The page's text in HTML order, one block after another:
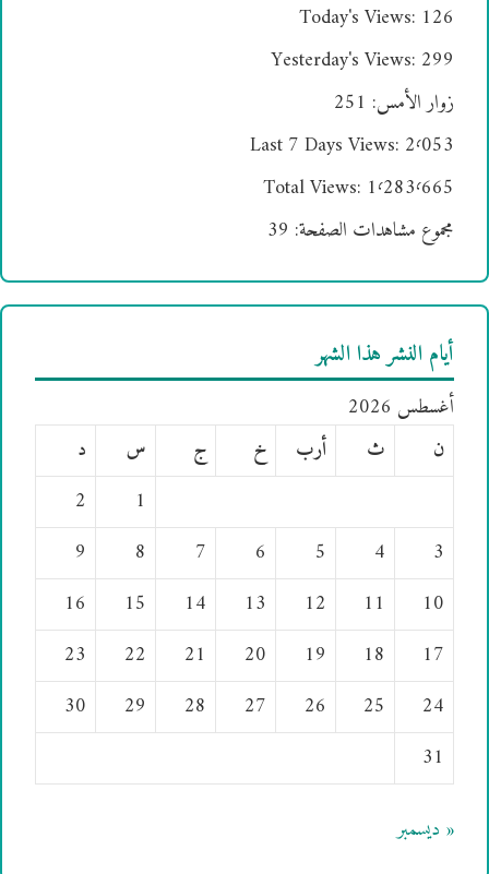
Today's Views: 126
Yesterday's Views: 299
زوار الأمس: 251
Last 7 Days Views: 2٬053
Total Views: 1٬283٬665
مجموع مشاهدات الصفحة: 39
أيام النشر هذا الشهر
أغسطس 2026
ن
ث أرب خ ج س
د
1
2
3
4
5
6
7
8
9
10
11
12
13
14
15
16
17
18
19
20
21
22
23
24
25
26
27
28
29
30
31
« ديسمبر